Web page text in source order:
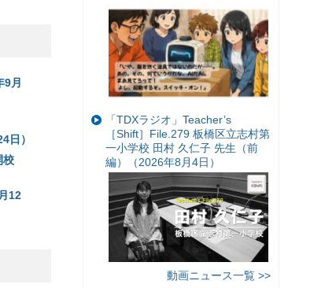
月
日）
校
12
「TDXラジオ」Teacher’s
［Shift］File.279 板橋区立志村第
一小学校 田村 久仁子 先生（前
編）（2026年8月4日）
動画ニュース一覧 >>